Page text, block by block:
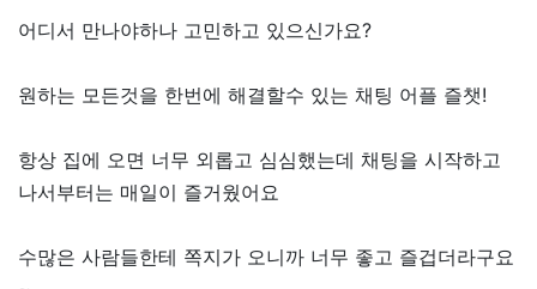
어디서 만나야하나 고민하고 있으신가요?
원하는 모든것을 한번에 해결할수 있는 채팅 어플 즐챗!
항상 집에 오면 너무 외롭고 심심했는데 채팅을 시작하고
나서부터는 매일이 즐거웠어요
수많은 사람들한테 쪽지가 오니까 너무 좋고 즐겁더라구요